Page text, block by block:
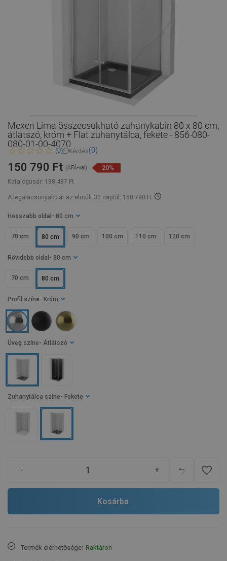
Mexen Lima összecsukható zuhanykabin 80 x 80 cm,
átlátszó, króm + Flat zuhanytálca, fekete - 856-080-
080-01-00-4070
(0) Kérdés(0)
Katalógusár: 188 487 Ft
150 790 Ft (ÁFÁ-val) 20%
A legalacsonyabb ár az elmúlt 30 naptól: 150 790 Ft
Hosszabb oldal - 80 cm
70 cm 80 cm 90 cm 100 cm 110 cm 120 cm
Rövidebb oldal - 80 cm
70 cm 80 cm
Üveg színe - Átlátszó
Profil színe - Króm
Zuhanytálca színe - Fekete
- + favorite_border
Kosárba
Termék elérhetősége: Raktáron